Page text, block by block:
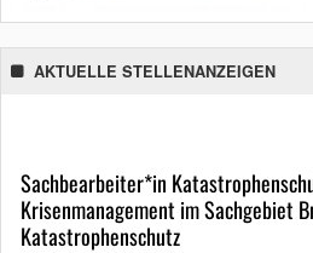
AKTUELLE STELLENANZEIGEN
Sachbearbeiter*in
Krisenmanagement im Sachgebiet
Katastrophenschutz